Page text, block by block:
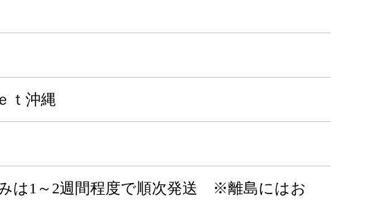
ｔ沖縄
は1～2週間程度で順次発送 ※離島にはお